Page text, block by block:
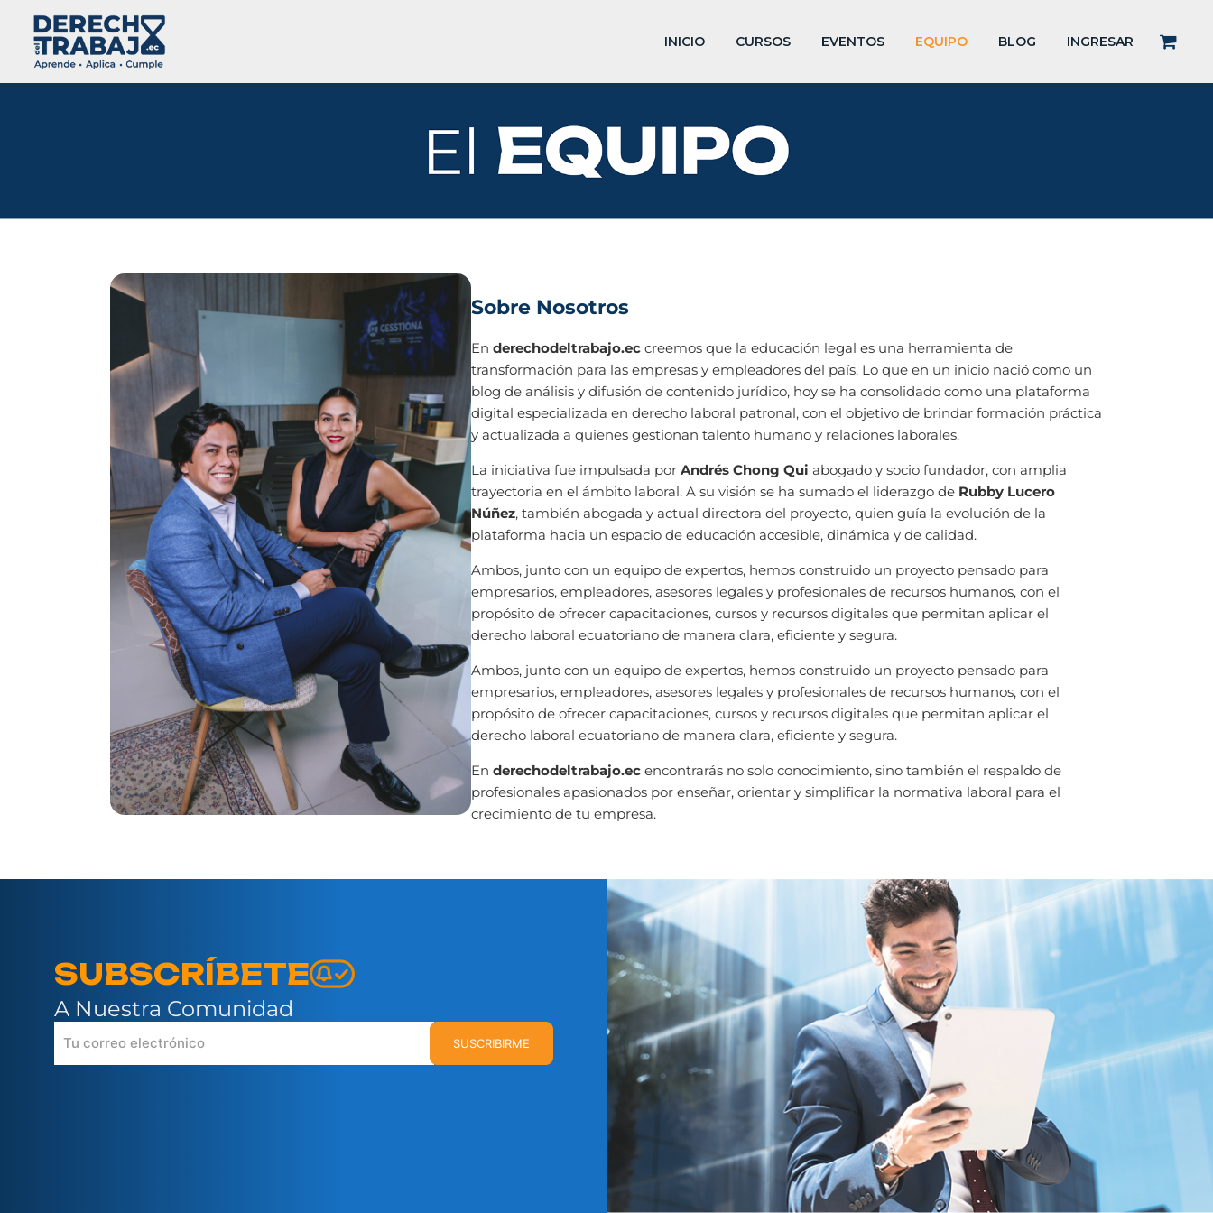
INICIO CURSOS EVENTOS EQUIPO BLOG INGRESAR
Sobre Nosotros
En derechodeltrabajo.ec creemos que la educación legal es una herramienta de
transformación para las empresas y empleadores del país. Lo que en un inicio nació como un
blog de análisis y difusión de contenido jurídico, hoy se ha consolidado como una plataforma
digital especializada en derecho laboral patronal, con el objetivo de brindar formación práctica
y actualizada a quienes gestionan talento humano y relaciones laborales.
La iniciativa fue impulsada por Andrés Chong Qui abogado y socio fundador, con amplia
trayectoria en el ámbito laboral. A su visión se ha sumado el liderazgo de Rubby Lucero
Núñez, también abogada y actual directora del proyecto, quien guía la evolución de la
plataforma hacia un espacio de educación accesible, dinámica y de calidad.
Ambos, junto con un equipo de expertos, hemos construido un proyecto pensado para
empresarios, empleadores, asesores legales y profesionales de recursos humanos, con el
propósito de ofrecer capacitaciones, cursos y recursos digitales que permitan aplicar el
derecho laboral ecuatoriano de manera clara, eficiente y segura.
Ambos, junto con un equipo de expertos, hemos construido un proyecto pensado para
empresarios, empleadores, asesores legales y profesionales de recursos humanos, con el
propósito de ofrecer capacitaciones, cursos y recursos digitales que permitan aplicar el
derecho laboral ecuatoriano de manera clara, eficiente y segura.
En derechodeltrabajo.ec encontrarás no solo conocimiento, sino también el respaldo de
profesionales apasionados por enseñar, orientar y simplificar la normativa laboral para el
crecimiento de tu empresa.
SUBSCRÍBETE
A Nuestra Comunidad